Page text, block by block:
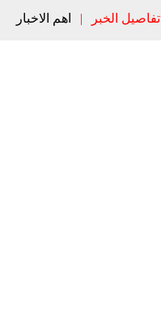
تفاصيل الخبر | اهم الاخبار